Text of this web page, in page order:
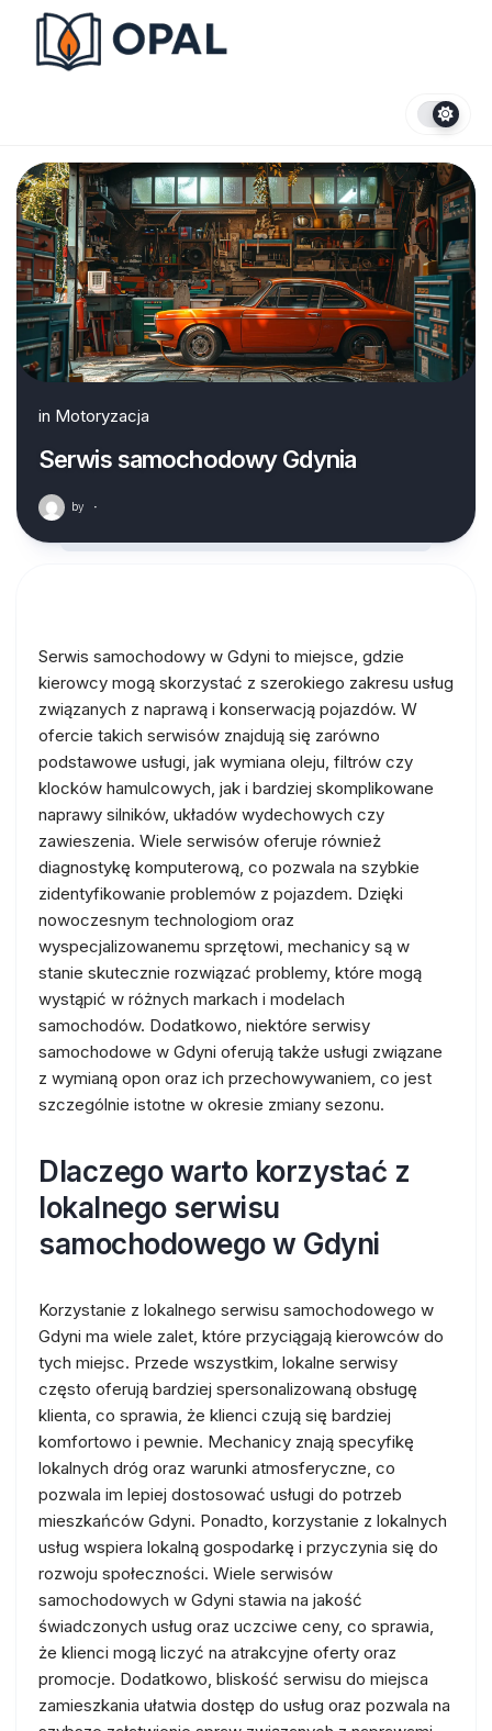
content
in Motoryzacja
Serwis samochodowy Gdynia
by ·
Serwis samochodowy w Gdyni to miejsce, gdzie
kierowcy mogą skorzystać z szerokiego zakresu usług
związanych z naprawą i konserwacją pojazdów. W
ofercie takich serwisów znajdują się zarówno
podstawowe usługi, jak wymiana oleju, filtrów czy
klocków hamulcowych, jak i bardziej skomplikowane
naprawy silników, układów wydechowych czy
zawieszenia. Wiele serwisów oferuje również
diagnostykę komputerową, co pozwala na szybkie
zidentyfikowanie problemów z pojazdem. Dzięki
nowoczesnym technologiom oraz
wyspecjalizowanemu sprzętowi, mechanicy są w
stanie skutecznie rozwiązać problemy, które mogą
wystąpić w różnych markach i modelach
samochodów. Dodatkowo, niektóre serwisy
samochodowe w Gdyni oferują także usługi związane
z wymianą opon oraz ich przechowywaniem, co jest
szczególnie istotne w okresie zmiany sezonu.
Dlaczego warto korzystać z
lokalnego serwisu
samochodowego w Gdyni
Korzystanie z lokalnego serwisu samochodowego w
Gdyni ma wiele zalet, które przyciągają kierowców do
tych miejsc. Przede wszystkim, lokalne serwisy
często oferują bardziej spersonalizowaną obsługę
klienta, co sprawia, że klienci czują się bardziej
komfortowo i pewnie. Mechanicy znają specyfikę
lokalnych dróg oraz warunki atmosferyczne, co
pozwala im lepiej dostosować usługi do potrzeb
mieszkańców Gdyni. Ponadto, korzystanie z lokalnych
usług wspiera lokalną gospodarkę i przyczynia się do
rozwoju społeczności. Wiele serwisów
samochodowych w Gdyni stawia na jakość
świadczonych usług oraz uczciwe ceny, co sprawia,
że klienci mogą liczyć na atrakcyjne oferty oraz
promocje. Dodatkowo, bliskość serwisu do miejsca
zamieszkania ułatwia dostęp do usług oraz pozwala na